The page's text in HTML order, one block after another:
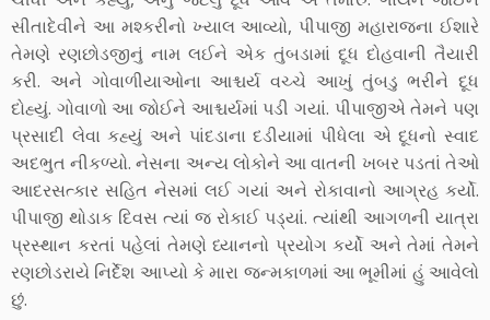
સીતાદેવીને આ મશ્કરીનો ખ્યાલ આવ્યો, પીપાજી મહારાજના ઈશારે
તેમણે રણછોડજીનું નામ લઈને એક તુંબડામાં દૂધ દોહવાની તૈયારી
કરી. અને ગોવાળીયાઓના આશ્ચર્ય વચ્ચે આખું તુંબડુ ભરીને દૂધ
દોહ્યું. ગોવાળો આ જોઈને આશ્ચર્યમાં પડી ગયાં. પીપાજીએ તેમને પણ
પ્રસાદી લેવા કહ્યું અને પાંદડાના દડીયામાં પીધેલા એ દૂધનો સ્વાદ
અદભુત નીકળ્યો. નેસના અન્ય લોકોને આ વાતની ખબર પડતાં તેઓ
આદરસત્કાર સહિત નેસમાં લઈ ગયાં અને રોકાવાનો આગ્રહ કર્યો.
પીપાજી થોડાક દિવસ ત્યાં જ રોકાઈ પડ્યાં. ત્યાંથી આગળની યાત્રા
પ્રસ્થાન કરતાં પહેલાં તેમણે ધ્યાનનો પ્રયોગ કર્યો અને તેમાં તેમને
રણછોડરાયે નિર્દેશ આપ્યો કે મારા જન્મકાળમાં આ ભૂમીમાં હું આવેલો
છું.